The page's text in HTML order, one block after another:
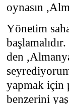
oynasın
Yönetim
den
yapmak için
benzerini